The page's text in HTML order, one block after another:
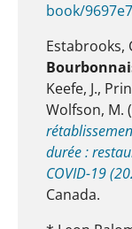
book/
Estabrooks,
Keefe, J.,
Wolfson, M.
durée :
COVID-19
Canada.